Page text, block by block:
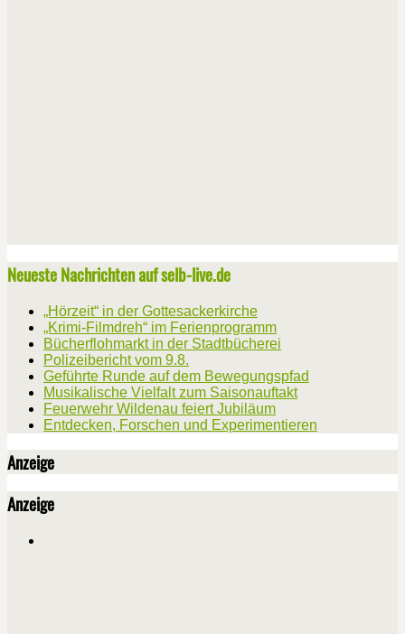
Neueste Nachrichten auf selb-live.de
„Hörzeit“ in der Gottesackerkirche
„Krimi-Filmdreh“ im Ferienprogramm
Bücherflohmarkt in der Stadtbücherei
Polizeibericht vom 9.8.
Geführte Runde auf dem Bewegungspfad
Musikalische Vielfalt zum Saisonauftakt
Feuerwehr Wildenau feiert Jubiläum
Entdecken, Forschen und Experimentieren
Anzeige
Anzeige